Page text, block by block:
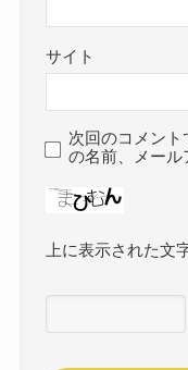
サイト
次回のコメン
の名前、メール
上に表示された文